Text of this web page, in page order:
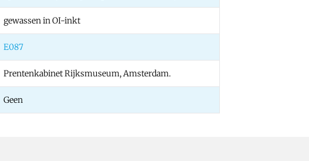
gewassen in OI-inkt
E087
Prentenkabinet Rijksmuseum, Amsterdam.
Geen